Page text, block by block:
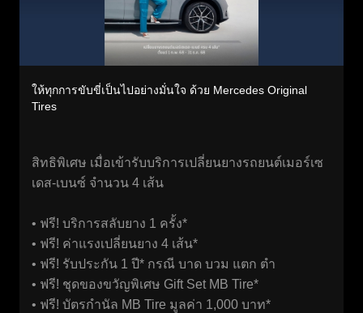
ให้ทุกการขับขี่เป็นไปอย่างมั่นใจ ด้วย Mercedes Original
Tires
สิทธิพิเศษ เมื่อเข้ารับบริการเปลี่ยนยางรถยนต์เมอร์เซ
เดส-เบนซ์ จำนวน 4 เส้น
• ฟรี! บริการสลับยาง 1 ครั้ง*
• ฟรี! ค่าแรงเปลี่ยนยาง 4 เส้น*
• ฟรี! รับประกัน 1 ปี* กรณี บาด บวม แตก ตำ
• ฟรี! ชุดของขวัญพิเศษ Gift Set MB Tire*
• ฟรี! บัตรกำนัล MB Tire มูลค่า 1,000 บาท*